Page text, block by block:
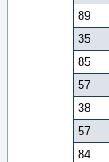
89
35
85
57
38
57
84